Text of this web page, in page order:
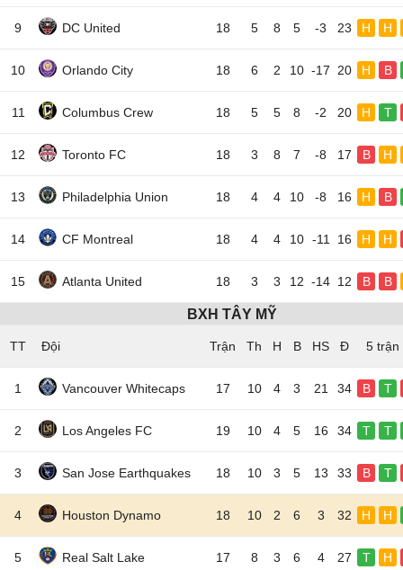
9 DC United 18 5 8 5 -3 23 H H
10 Orlando City 18 6 2 10 -17 20 H B
11 Columbus Crew 18 5 5 8 -2 20 H T
12 Toronto FC 18 3 8 7 -8 17 B H
13 Philadelphia Union 18 4 4 10 -8 16 H B
14 CF Montreal 18 4 4 10 -11 16 H H
15 Atlanta United 18 3 3 12 -14 12 B B
BXH TÂY MỸ
TT Đội 5 trận
1 Vancouver Whitecaps 17 10 4 3 21 34 B T
2 Los Angeles FC 19 10 4 5 16 34 T T
3 San Jose Earthquakes 18 10 3 5 13 33 B T
4 Houston Dynamo 18 10 2 6 3 32 H H
5 Real Salt Lake 17 8 3 6 4 27 T H